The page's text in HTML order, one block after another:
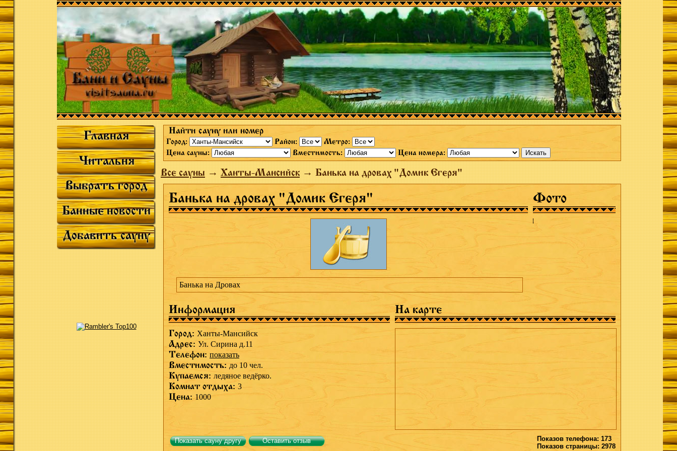
Главная
Читальня
Выбрать город
Банные новости
Добавить сауну
Найти сауну или номер
Город: Район:
Метро:
Цена сауны:
Вместимость: Цена номера:
Все сауны→Ханты-Мансийск→ Банька на дровах "Домик Егеря"
Банька на дровах "Домик Егеря" Фото
Банька на Дровах
Информация На карте
Город: Ханты-Мансийск
Адрес: Ул. Сирина д.11
Телефон: показать
Вместимость: до 10 чел.
Купаемся: ледяное ведёрко.
Комнат отдыха: 3
Цена: 1000
Показать сауну другу Оставить отзыв
Показов телефона: 173
Показов страницы: 2978